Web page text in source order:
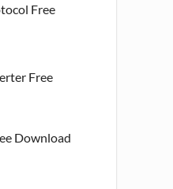
Free
Free
Download